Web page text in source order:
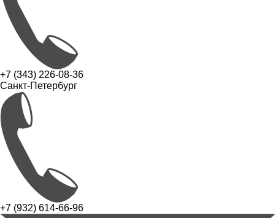
+7 (343) 226-08-36
Санкт-Петербург
+7 (932) 614-66-96